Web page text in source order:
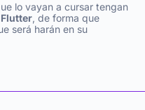
lo vayan a cursar tengan
, de forma que
será harán en su